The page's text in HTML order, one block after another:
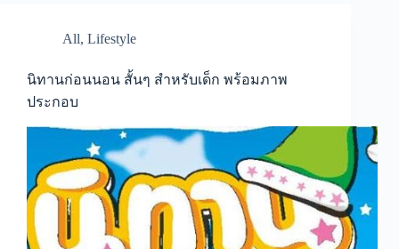
All, Lifestyle
นิทานก่อนนอน สั้นๆ สำหรับเด็ก พร้อมภาพ
ประกอบ